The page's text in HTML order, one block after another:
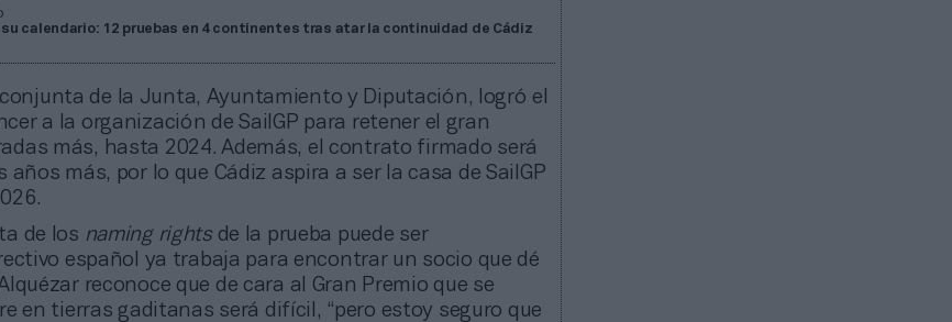
su calendario: 12 pruebas en 4 continentes tras atar la continuidad de Cádiz
de la Junta, Ayuntamiento y Diputación, logró el
a la organización de SailGP para retener el gran
más, hasta 2024. Además, el contrato firmado será
años más, por lo que Cádiz aspira a ser la casa de SailGP
de los naming rightsde la prueba puede ser
español ya trabaja para encontrar un socio que dé
reconoce que de cara al Gran Premio que se
en tierras gaditanas será difícil, “pero estoy seguro que